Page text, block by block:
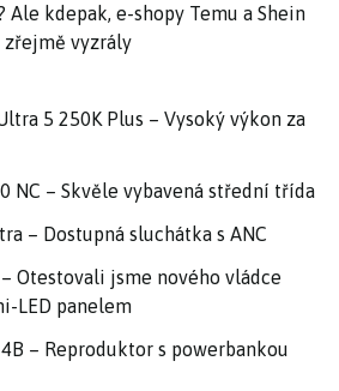
Ale kdepak, e-shopy Temu a Shein
zřejmě vyzrály
5 250K Plus – Vysoký výkon za
NC – Skvěle vybavená střední třída
– Dostupná sluchátka s ANC
– Otestovali jsme nového vládce
LED panelem
– Reproduktor s powerbankou